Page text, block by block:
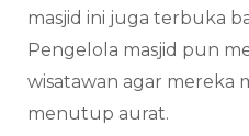
masjid ini juga terbuka
Pengelola masjid pun
wisatawan agar mereka
menutup aurat.